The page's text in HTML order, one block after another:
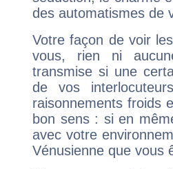
des automatismes de
Votre façon de voir
vous, rien ni
transmise si une
de vos
raisonnements froids
bon sens : si en
avec votre
Vénusienne que vous